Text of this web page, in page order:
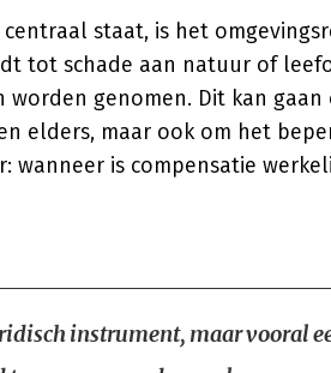
staat, is het
tot schade aan natuur of
genomen. Dit kan gaan
elders, maar ook om het
wanneer is compensatie
instrument, maar vooral